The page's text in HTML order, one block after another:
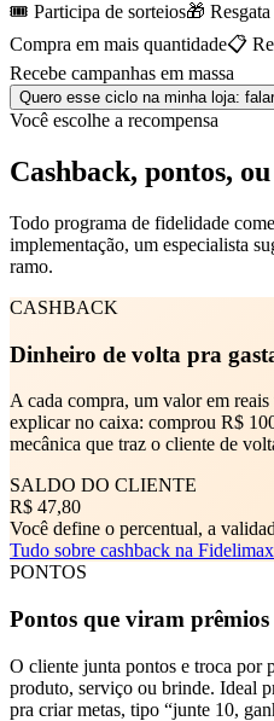
🎟️ Participa de sorteios🎁
Compra em mais quantidade📋
Recebe campanhas em massa
Quero esse ciclo na minha loja:
Você escolhe a recompensa
Cashback, pontos,
Todo programa de fidelidade
implementação, um especialista
ramo.
CASHBACK
Dinheiro de volta pra
A cada compra, um valor em
explicar no caixa: comprou R$
mecânica que traz o cliente de
SALDO DO CLIENTE
R$ 47,80
Você define o percentual, a
Tudo sobre cashback na
PONTOS
Pontos que viram prêmios
O cliente junta pontos e troca por
produto, serviço ou brinde. Ideal
pra criar metas, tipo “junte 10,